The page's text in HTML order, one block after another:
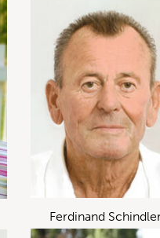
Ferdinand